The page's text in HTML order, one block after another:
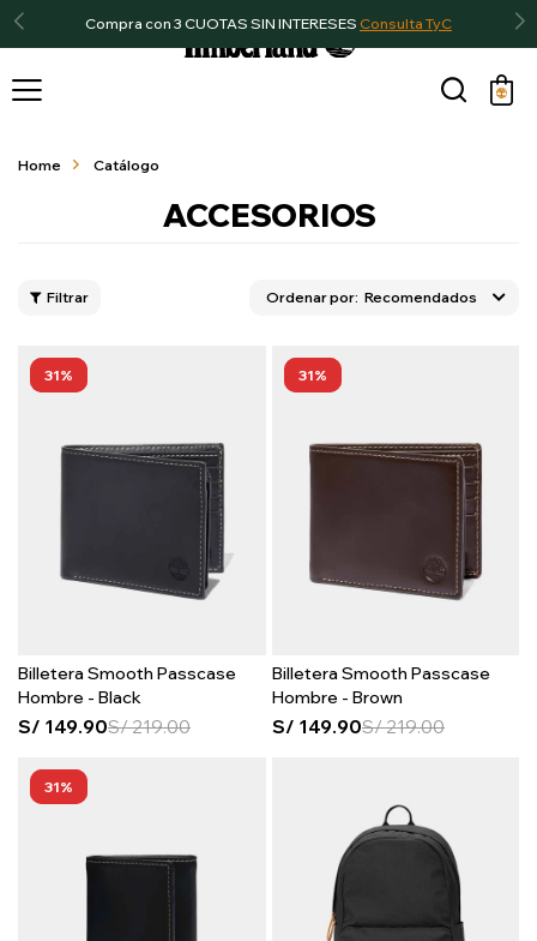
Compra con 3 CUOTAS SIN INTERESES Consulta TyC

Home Catálogo
ACCESORIOS
Recomendados
31
Billetera Smooth Passcase
Hombre - Black
S/ 149.90S/219.00
31
Billetera Smooth Passcase
Hombre - Brown
S/ 149.90S/219.00
31